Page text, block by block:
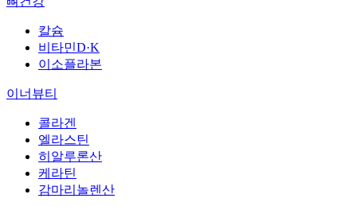
칼슘
비타민D·K
이소플라본
이너뷰티
콜라겐
엘라스틴
히알루론산
케라틴
감마리놀렌산